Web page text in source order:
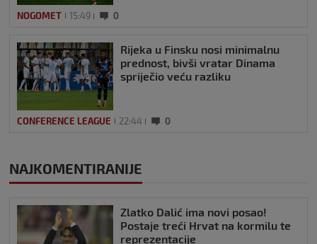
NOGOMET 15:49 0
Rijeka u Finsku nosi minimalnu
prednost, bivši vratar Dinama
spriječio veću razliku
CONFERENCE LEAGUE 22:44 0
NAJKOMENTIRANIJE
Zlatko Dalić ima novi posao!
Postaje treći Hrvat na kormilu te
reprezentacije